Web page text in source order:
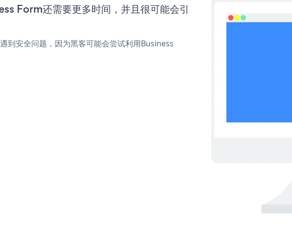
Form还需要更多时间，并且很可能会引
到安全问题，因为黑客可能会尝试利用Business